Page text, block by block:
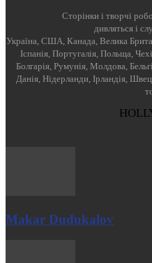
Cторінки і творчі
дивляться і
Україна, США, Канада, Велика
Іспанія, Португалія, Польща,
Болгарія, Румунія, Молдова,
Данія, Нідерланди, Ірландія,
Makar Dudukalov